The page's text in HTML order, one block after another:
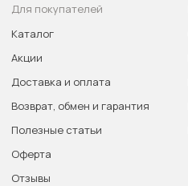
Для покупателей
Каталог
Акции
Доставка и оплата
Возврат, обмен и гарантия
Полезные статьи
Оферта
Отзывы